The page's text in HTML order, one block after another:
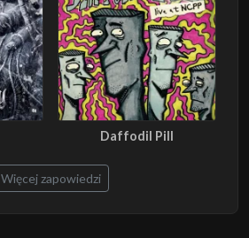
Daffodil Pill
Więcej zapowiedzi